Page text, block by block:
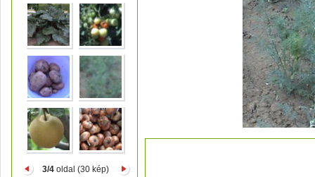
3/4oldal (30 kép)